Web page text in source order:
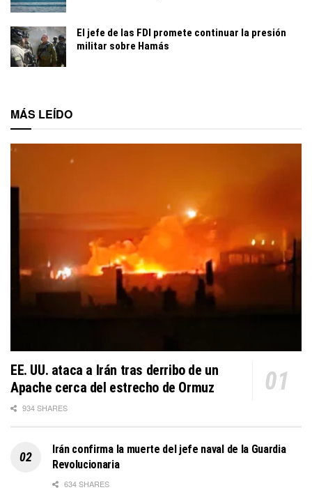
El jefe de las FDI promete continuar la presión
militar sobre Hamás
MÁS LEÍDO
EE. UU. ataca a Irán tras derribo de un
Apache cerca del estrecho de Ormuz
934 SHARES
Irán confirma la muerte del jefe naval de la Guardia
Revolucionaria
634 SHARES